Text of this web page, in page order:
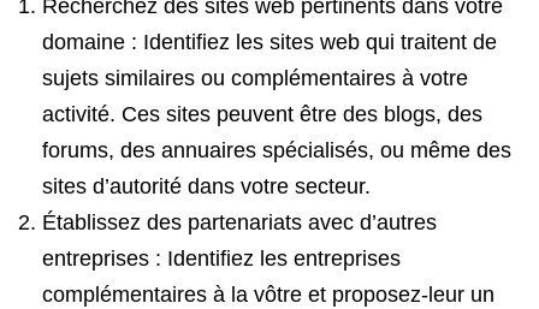
Recherchez des sites web pertinents dans votre
domaine : Identifiez les sites web qui traitent de
sujets similaires ou complémentaires à votre
activité. Ces sites peuvent être des blogs, des
forums, des annuaires spécialisés, ou même des
sites d’autorité dans votre secteur.
Établissez des partenariats avec d’autres
entreprises : Identifiez les entreprises
complémentaires à la vôtre et proposez-leur un